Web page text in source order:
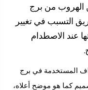
من برج
في تغيير
الاصطدام
في برج
هو موضح أعلاه،